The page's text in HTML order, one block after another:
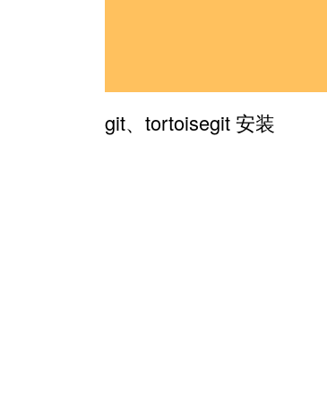
git、tortoisegit 安装